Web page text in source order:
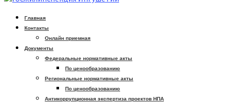
Главная
Контакты
Онлайн приемная
Документы
Федеральные нормативные акты
По ценообразованию
Региональные нормативные акты
По ценообразованию
Антикоррупционная экспертиза проектов НПА